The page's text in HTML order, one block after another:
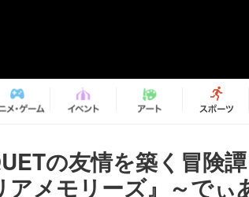
の友情を築く冒険
アメモリーズ』～でぃ